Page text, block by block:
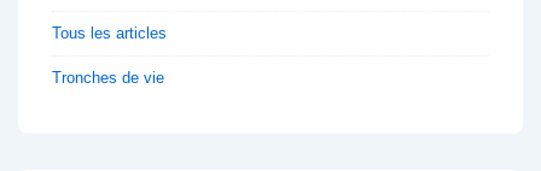
Tous les articles
Tronches de vie